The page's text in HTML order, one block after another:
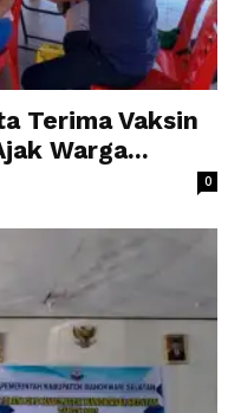
Terima Vaksin
Warga...
0